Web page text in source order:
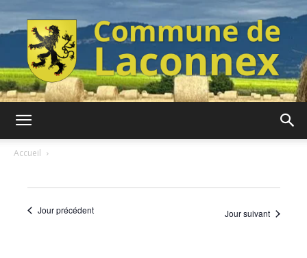
Accueil
Jour précédent Jour suivant